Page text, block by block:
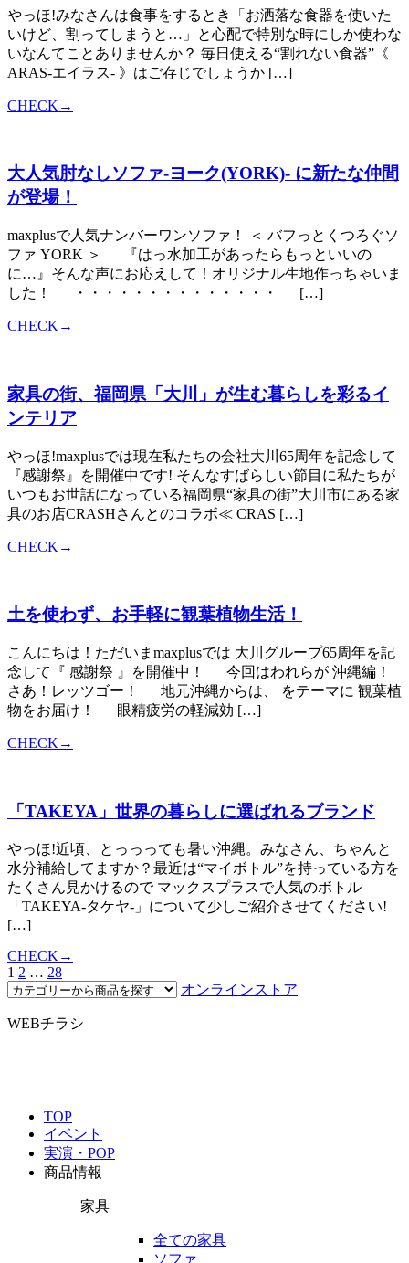
やっほ!みなさんは食事をするとき「お洒落な食器を使いた
いけど、割ってしまうと…」と心配で特別な時にしか使わな
いなんてことありませんか？ 毎日使える“割れない食器”《
ARAS-エイラス- 》はご存じでしょうか […]
CHECK→
大人気肘なしソファ-ヨーク(YORK)- に新たな仲間
が登場！
maxplusで人気ナンバーワンソファ！ ＜ バフっとくつろぐソ
ファ YORK ＞ 『はっ水加工があったらもっといいの
に…』そんな声にお応えして！オリジナル生地作っちゃいま
した！ ・・・・・・・・・・・・・・ […]
CHECK→
家具の街、福岡県「大川」が生む暮らしを彩るイ
ンテリア
やっほ!maxplusでは現在私たちの会社大川65周年を記念して
『感謝祭』を開催中です! そんなすばらしい節目に私たちが
いつもお世話になっている福岡県“家具の街”大川市にある家
具のお店CRASHさんとのコラボ≪ CRAS […]
CHECK→
土を使わず、お手軽に観葉植物生活！
こんにちは！ただいまmaxplusでは 大川グループ65周年を記
念して『 感謝祭 』を開催中！ 今回はわれらが 沖縄編！
さあ！レッツゴー！ 地元沖縄からは、 をテーマに 観葉植
物をお届け！ 眼精疲労の軽減効 […]
CHECK→
「TAKEYA」世界の暮らしに選ばれるブランド
やっほ!近頃、とっっっても暑い沖縄。みなさん、ちゃんと
水分補給してますか？最近は“マイボトル”を持っている方を
たくさん見かけるので マックスプラスで人気のボトル
「TAKEYA-タケヤ-」について少しご紹介させてください!
[…]
CHECK→
1 2 … 28
オンラインストア
WEBチラシ
TOP
イベント
実演・POP
商品情報
家具
全ての家具
ソファ